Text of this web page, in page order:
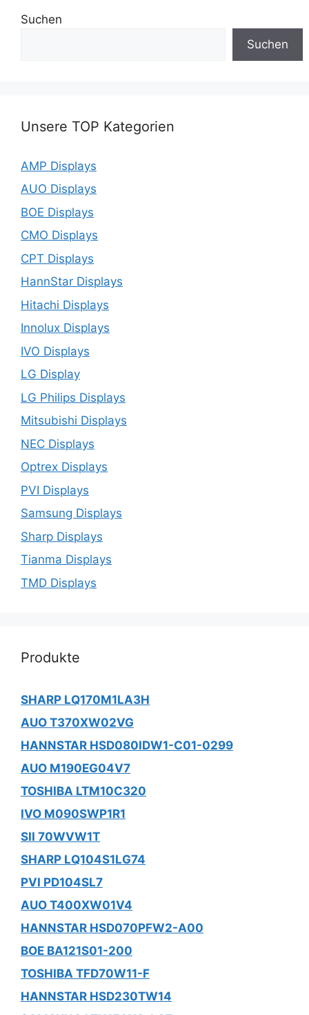
Suchen
Suchen
Unsere TOP Kategorien
AMP Displays
AUO Displays
BOE Displays
CMO Displays
CPT Displays
HannStar Displays
Hitachi Displays
Innolux Displays
IVO Displays
LG Display
LG Philips Displays
Mitsubishi Displays
NEC Displays
Optrex Displays
PVI Displays
Samsung Displays
Sharp Displays
Tianma Displays
TMD Displays
Produkte
SHARP LQ170M1LA3H
AUO T370XW02VG
HANNSTAR HSD080IDW1-C01-0299
AUO M190EG04V7
TOSHIBA LTM10C320
IVO M090SWP1R1
SII 70WVW1T
SHARP LQ104S1LG74
PVI PD104SL7
AUO T400XW01V4
HANNSTAR HSD070PFW2-A00
BOE BA121S01-200
TOSHIBA TFD70W11-F
HANNSTAR HSD230TW14